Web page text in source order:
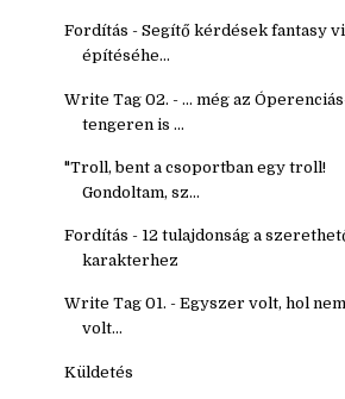
Fordítás - Segítő kérdések fantasy
építéséhe...
Write Tag 02. - ... még az
tengeren is ...
"Troll, bent a csoportban egy troll!
Gondoltam, sz...
Fordítás - 12 tulajdonság a
karakterhez
Write Tag 01. - Egyszer volt, hol nem
volt...
Küldetés